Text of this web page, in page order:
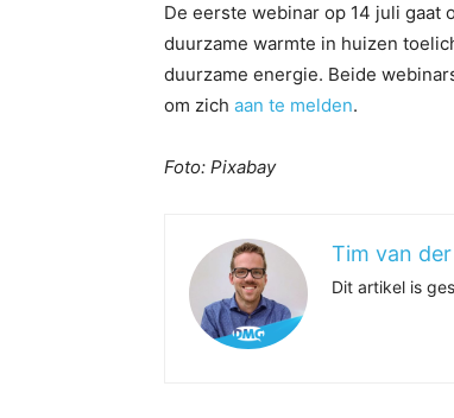
De eerste webinar op 14 juli gaat
duurzame warmte in huizen
duurzame energie. Beide
om zich aan te melden.
Foto: Pixabay
Tim van
Dit artikel is